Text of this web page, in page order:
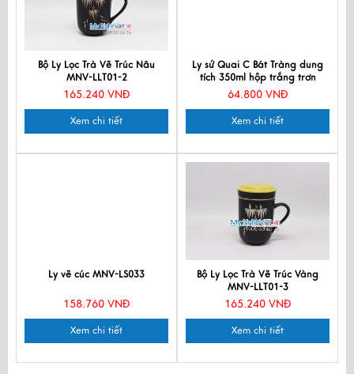
Bộ Ly Lọc Trà Vẽ Trúc Nâu
MNV-LLT01-2
165.240 VNĐ
Xem chi tiết
Ly sứ Quai C Bát Tràng dung
tích 350ml hộp trắng trơn
LSC01
64.800 VNĐ
Xem chi tiết
Ly vẽ cúc MNV-LS033
158.760 VNĐ
Xem chi tiết
Bộ Ly Lọc Trà Vẽ Trúc Vàng
MNV-LLT01-3
165.240 VNĐ
Xem chi tiết